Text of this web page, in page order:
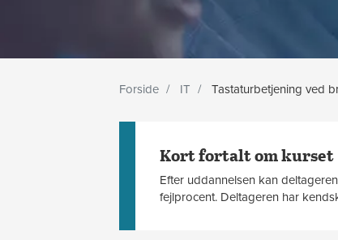
Forside IT Tastaturbetjening ved
Kort fortalt om kurset
Efter uddannelsen kan
fejlprocent. Deltageren har